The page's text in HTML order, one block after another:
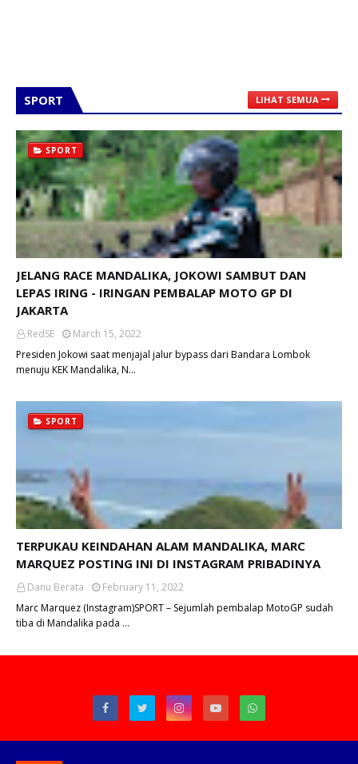
SPORT LIHAT SEMUA
SPORT
JELANG RACE MANDALIKA, JOKOWI SAMBUT DAN
LEPAS IRING - IRINGAN PEMBALAP MOTO GP DI
JAKARTA
RedSE
March 15, 2022
Presiden Jokowi saat menjajal jalur bypass dari Bandara Lombok
menuju KEK Mandalika, N…
SPORT
TERPUKAU KEINDAHAN ALAM MANDALIKA, MARC
MARQUEZ POSTING INI DI INSTAGRAM PRIBADINYA
Danu Berata
February 11, 2022
Marc Marquez (Instagram)SPORT – Sejumlah pembalap MotoGP sudah
tiba di Mandalika pada …